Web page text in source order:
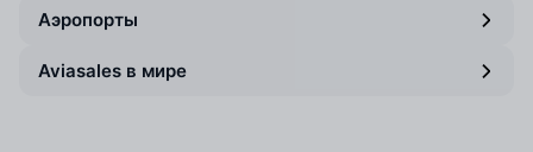
Аэропорты
Aviasales в мире